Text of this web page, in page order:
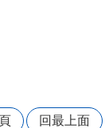
回最上面